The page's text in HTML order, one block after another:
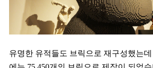
유명한 유적들도 브릭으로 재구성했는